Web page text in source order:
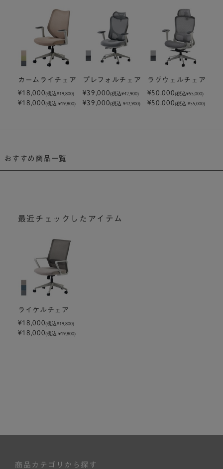
カームライチェア
¥18,000(税込¥19,800)
¥18,000(税込 ¥19,800)
プレフォルチェア
¥39,000(税込¥42,900)
¥39,000(税込 ¥42,900)
ラグウェルチェア
¥50,000(税込¥55,000)
¥50,000(税込 ¥55,000)
おすすめ商品一覧
最近チェックしたアイテム
ライケルチェア
¥18,000(税込¥19,800)
¥18,000(税込 ¥19,800)
商品カテゴリから探す